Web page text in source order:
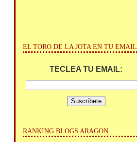
EL TORO DE LA JOTA EN TU EMAIL
TECLEA TU EMAIL:
RANKING BLOGS ARAGON